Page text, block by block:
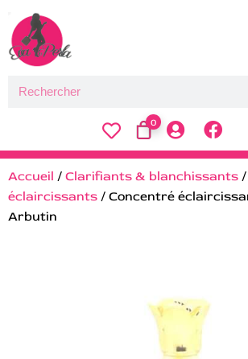
0
Accueil / Clarifiants & blanchissants /
éclaircissants / Concentré
Arbutin